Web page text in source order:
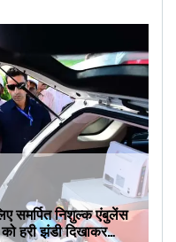
समर्पित निशुल्क एंबुलेंस
हरी झंडी दिखाकर